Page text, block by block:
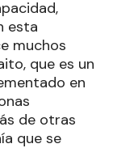
esta
muchos
que es un
en
de otras
que se